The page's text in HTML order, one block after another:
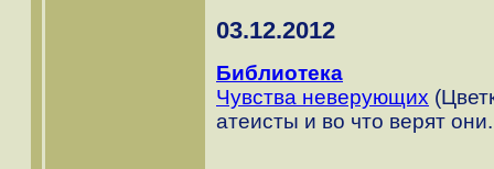
03.12.2012
Библиотека
Чувства неверующих
атеисты и во что верят они.